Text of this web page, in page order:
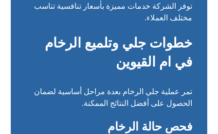
توفر الشركة خدمات مميزة بأسعار تنافسية تناسب
مختلف العملاء.
خطوات جلي وتلميع الرخام
في ام القيوين
تمر عملية جلي الرخام بعدة مراحل أساسية لضمان
الحصول على أفضل النتائج الممكنة.
فحص حالة الرخام